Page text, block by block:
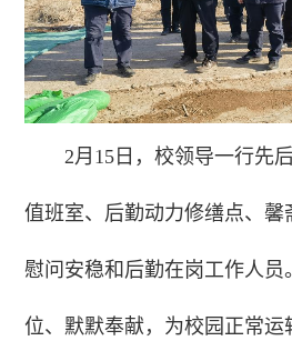
2月15日，校领导一行先
值班室、后勤动力修缮点、馨
慰问安稳和后勤在岗工作人员
位、默默奉献，为校园正常